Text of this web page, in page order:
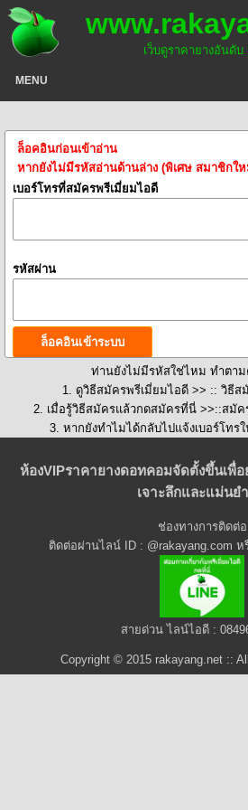
เว็บดูราคายางอันดั
MENU
ล็อคอินก่อนเข้าอ่าน
หากยังไม่มีรหัสอ่านด้านล่าง (พิเศษ สมาชิกใ
เบอร์โทรที่สมัครพรีเมี่ยมไอดี
รหัสผ่าน
ท่านยังไม่มีรหัสใช่ไหม ทำตาม
1. ดูวิธีสมัครพรีเมี่ยมไอดี >> :: วิธีส
2. เมื่อรู้วิธีสมัครแล้วกดสมัครที่นี่ >>::สมัค
3. หากยังทำไมได้กลับไปแจ้งเบอร์โทร
ห้องVIPราคายางดอทคอมจัดตั้งขึ้นเพื่
เจาะลึกและแม่นย
ช่องทางการติดต่อ
ติดต่อผ่านไลน์ ID : @rakayang.com
สายด่วน ไลน์ไอดี :
Copyright © 2015 rakayang.net ::